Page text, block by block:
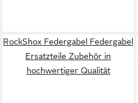
RockShox Federgabel Federgabel
Ersatzteile Zubehör in
hochwertiger Qualität